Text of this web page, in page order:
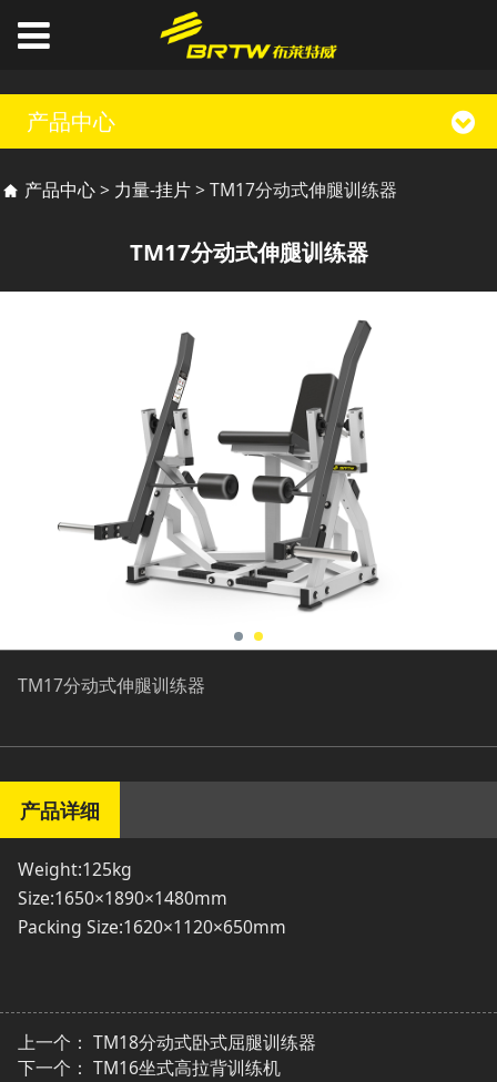
产品中心
TM17分动式伸腿训练器
产品中心> 力量-挂片>TM17分动式伸腿训练器
TM17分动式伸腿训练器
TM17分动式伸腿训练器
产品详细
Weight:125kg
Size:1650×1890×1480mm
Packing Size:1620×1120×650mm
上一个： TM18分动式卧式屈腿训练器
下一个： TM16坐式高拉背训练机